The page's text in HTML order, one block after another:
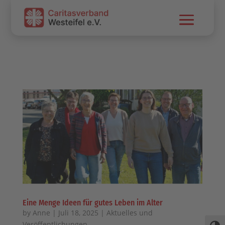
Skip To Content
Eine Menge Ideen für gutes Leben im Alter
by Anne | Juli 18, 2025 | Aktuelles und